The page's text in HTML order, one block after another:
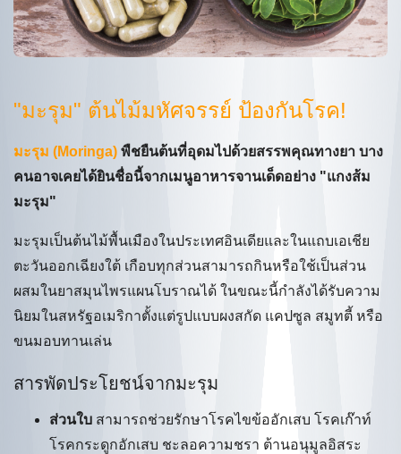
"มะรุม" ต้นไม้มหัศจรรย์ ป้องกันโรค!
มะรุม (Moringa) พืชยืนต้นที่อุดมไปด้วยสรรพคุณทางยา บาง
คนอาจเคยได้ยินชื่อนี้จากเมนูอาหารจานเด็ดอย่าง "แกงส้ม
มะรุม"
มะรุมเป็นต้นไม้พื้นเมืองในประเทศอินเดียและในแถบเอเชีย
ตะวันออกเฉียงใต้ เกือบทุกส่วนสามารถกินหรือใช้เป็นส่วน
ผสมในยาสมุนไพรแผนโบราณได้ ในขณะนี้กำลังได้รับความ
นิยมในสหรัฐอเมริกาตั้งแต่รูปแบบผงสกัด แคปซูล สมูทตี้ หรือ
ขนมอบทานเล่น
สารพัดประโยชน์จากมะรุม
ส่วนใบ สามารถช่วยรักษาโรคไขข้ออักเสบ โรคเก๊าท์
โรคกระดูกอักเสบ ชะลอความชรา ต้านอนุมูลอิสระ